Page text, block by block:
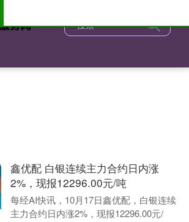
鑫优配 白银连续主力合约日内涨
2%，现报12296.00元/吨
每经AI快讯，10月17日鑫优配，白银连续
主力合约日内涨2%，现报12296.00元/